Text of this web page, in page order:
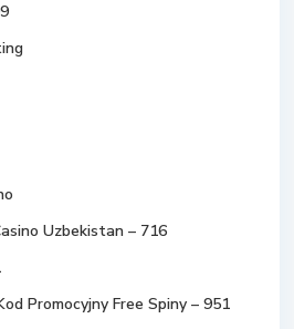
Uzbekistan – 716
Promocyjny Free Spiny – 951